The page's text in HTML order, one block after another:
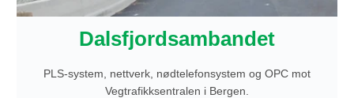
Dalsfjordsambandet
PLS-system, nettverk, nødtelefonsystem og OPC mot
Vegtrafikksentralen i Bergen.